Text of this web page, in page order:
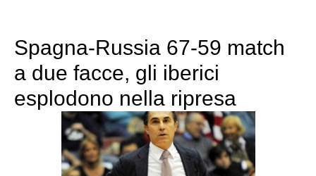
Spagna-Russia 67-59 match
a due facce, gli iberici
esplodono nella ripresa